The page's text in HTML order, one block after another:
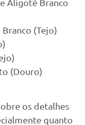
Aligoté Branco
(Tejo)
(Douro)
os detalhes
quanto